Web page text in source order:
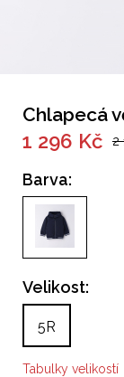
Chlapecá
1 296 Kč 2
Barva:
Velikost:
5R
Tabulky velikostí